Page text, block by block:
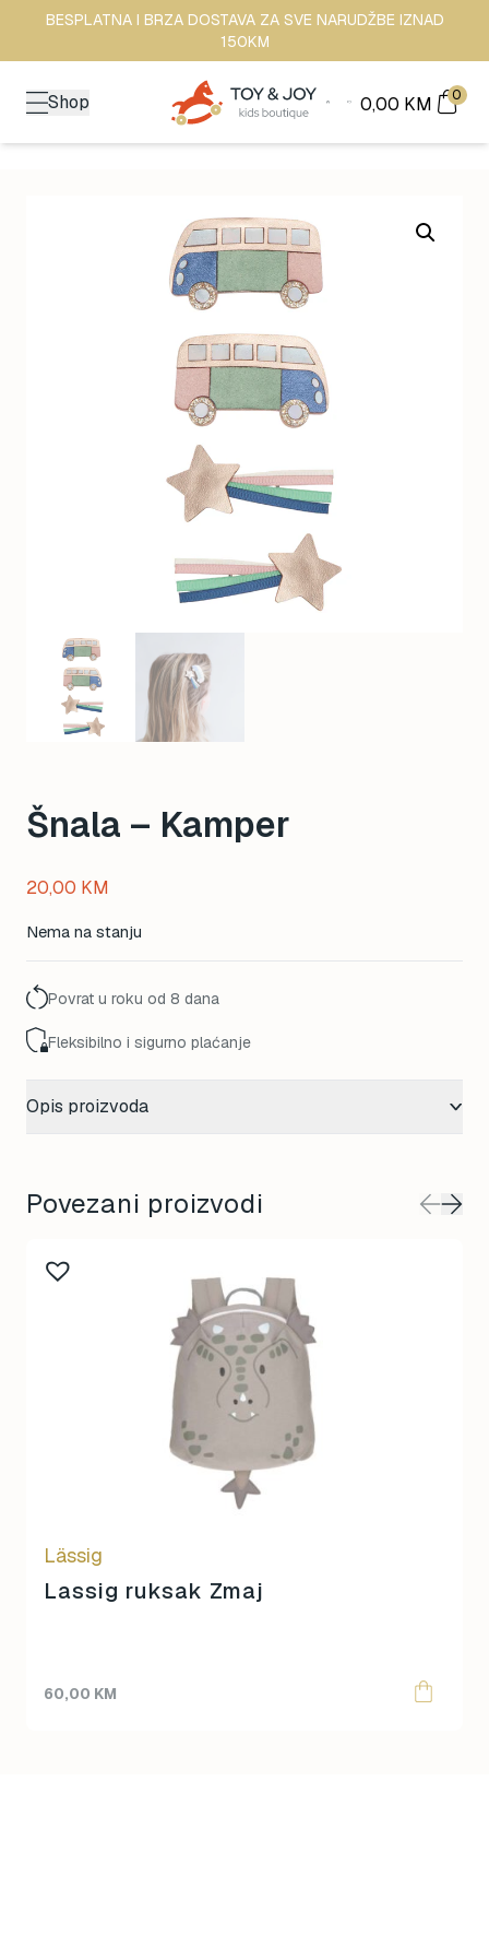
BESPLATNA I BRZA DOSTAVA ZA SVE NARUDŽBE IZNAD
150KM
Shop 0,00 KM 0
Šnala – Kamper
20,00 KM
Nema na stanju
Povrat u roku od 8 dana
Fleksibilno i sigurno plaćanje
Opis proizvoda
Povezani proizvodi
Lässig
Lassig ruksak Zmaj
60,00 KM